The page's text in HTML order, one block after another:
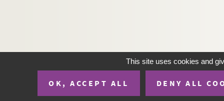
This site uses cookies and
OK, ACCEPT ALL DENY ALL